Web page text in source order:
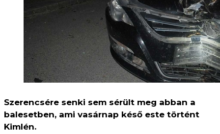
Szerencsére senki sem sérült meg abban a
balesetben, ami vasárnap késő este történt
Kimlén.